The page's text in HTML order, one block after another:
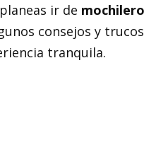
ir de mochilero
consejos y trucos
tranquila.